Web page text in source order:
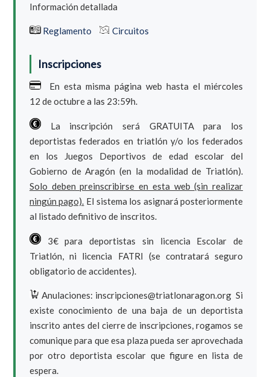
Información detallada
Reglamento Circuitos
Inscripciones
En esta misma página web hasta el miércoles
12 de octubre a las 23:59h.
La inscripción será GRATUITA para los
deportistas federados en triatlón y/o los federados
en los Juegos Deportivos de edad escolar del
Gobierno de Aragón (en la modalidad de Triatlón).
Solo deben preinscribirse en esta web (sin realizar
ningún pago). El sistema los asignará posteriormente
al listado definitivo de inscritos.
3€ para deportistas sin licencia Escolar de
Triatlón, ni licencia FATRI (se contratará seguro
obligatorio de accidentes).
Anulaciones: inscripciones@triatlonaragon.org Si
existe conocimiento de una baja de un deportista
inscrito antes del cierre de inscripciones, rogamos se
comunique para que esa plaza pueda ser aprovechada
por otro deportista escolar que figure en lista de
espera.